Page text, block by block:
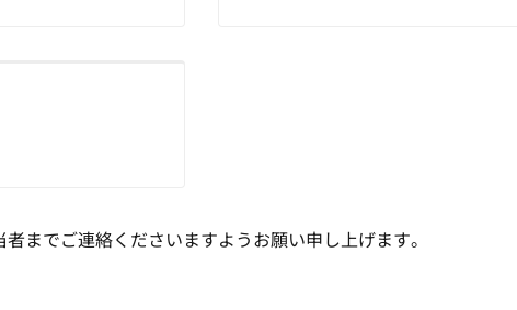
までご連絡くださいますようお願い申し上げます。